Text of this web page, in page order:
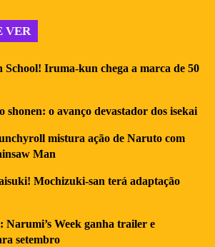
VER
School! Iruma-kun chega a marca de 50
shonen: o avanço devastador dos isekai
mistura ação de Naruto com
Man
Mochizuki-san terá adaptação
Week ganha trailer e
setembro